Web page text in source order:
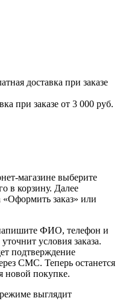
доставка при заказе
при заказе от 3 000 руб.
магазине выберите
в корзину. Далее
заказ» или
ФИО, телефон и
условия заказа.
подтверждение
СМС. Теперь останется
новой покупке.
выглядит